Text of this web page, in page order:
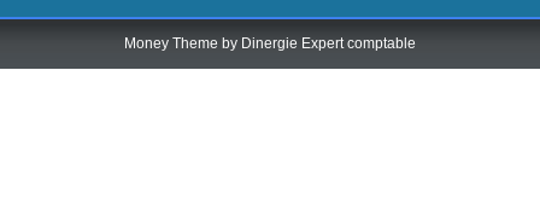
Money Theme by Dinergie Expert comptable